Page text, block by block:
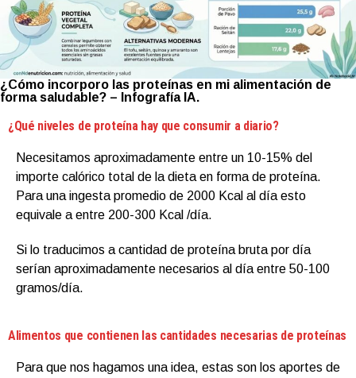
¿Cómo incorporo las proteínas en mi alimentación de
forma saludable? – Infografía IA.
¿Qué niveles de proteína hay que consumir a diario?
Necesitamos aproximadamente entre un 10-15% del
importe calórico total de la dieta en forma de proteína.
Para una ingesta promedio de 2000 Kcal al día esto
equivale a entre 200-300 Kcal /día.
Si lo traducimos a cantidad de proteína bruta por día
serían aproximadamente necesarios al día entre 50-100
gramos/día.
Alimentos que contienen las cantidades necesarias de proteínas
Para que nos hagamos una idea, estas son los aportes de